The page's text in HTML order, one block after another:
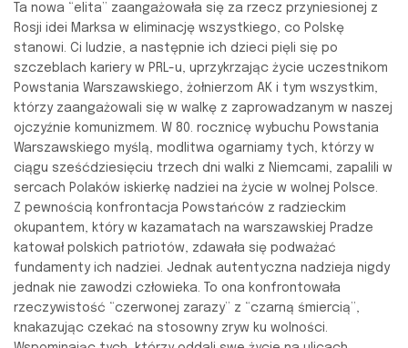
Ta nowa “elita” zaangażowała się za rzecz przyniesionej z
Rosji idei Marksa w eliminację wszystkiego, co Polskę
stanowi. Ci ludzie, a następnie ich dzieci pięli się po
szczeblach kariery w PRL-u, uprzykrzając życie uczestnikom
Powstania Warszawskiego, żołnierzom AK i tym wszystkim,
którzy zaangażowali się w walkę z zaprowadzanym w naszej
ojczyźnie komunizmem. W 80. rocznicę wybuchu Powstania
Warszawskiego myślą, modlitwa ogarniamy tych, którzy w
ciągu sześćdziesięciu trzech dni walki z Niemcami, zapalili w
sercach Polaków iskierkę nadziei na życie w wolnej Polsce.
Z pewnością konfrontacja Powstańców z radzieckim
okupantem, który w kazamatach na warszawskiej Pradze
katował polskich patriotów, zdawała się podważać
fundamenty ich nadziei. Jednak autentyczna nadzieja nigdy
jednak nie zawodzi człowieka. To ona konfrontowała
rzeczywistość “czerwonej zarazy” z “czarną śmiercią”,
knakazując czekać na stosowny zryw ku wolności.